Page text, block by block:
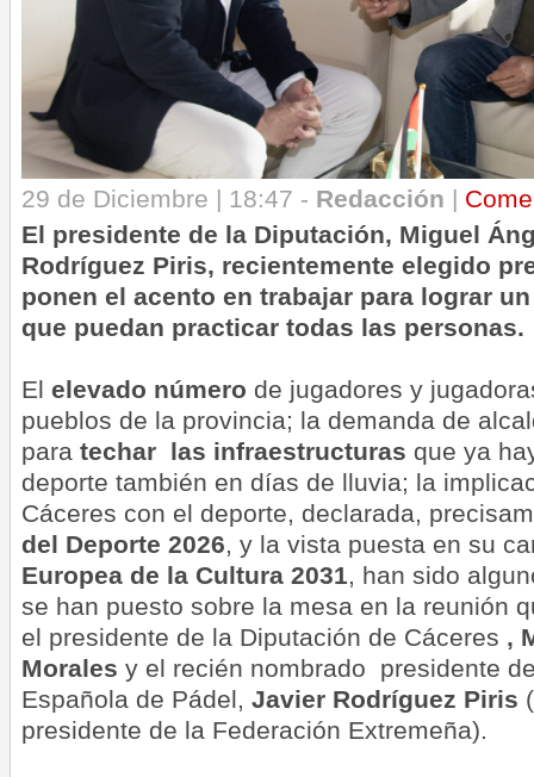
29 de Diciembre | 18:47 - Redacción |
El presidente de la Diputación, Miguel
Rodríguez Piris, recientemente elegido
ponen el acento en trabajar para lograr
que puedan practicar todas las personas.
El elevado número de jugadores y
pueblos de la provincia; la demanda de
para techar las infraestructuras que ya
deporte también en días de lluvia; la
Cáceres con el deporte, declarada,
del Deporte 2026, y la vista puesta en su
Europea de la Cultura 2031, han sido
se han puesto sobre la mesa en la reunión
el presidente de la Diputación de Cáceres ,
Morales y el recién nombrado presidente
Española de Pádel, Javier Rodríguez Piris
presidente de la Federación Extremeña).